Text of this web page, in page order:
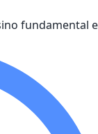
fundamental e